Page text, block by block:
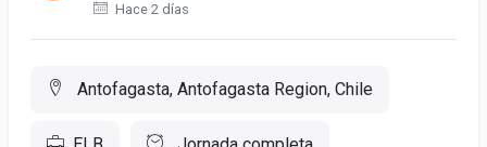
Hace 2 días
Antofagasta, Antofagasta Region, Chile